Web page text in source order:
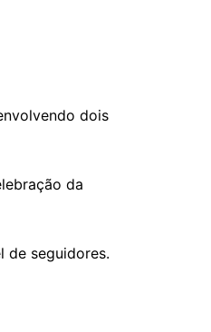
dois
da
de seguidores.